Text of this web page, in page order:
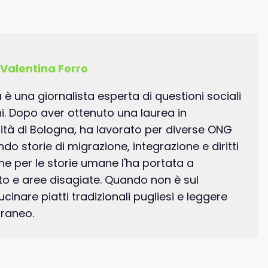
Valentina Ferro
è una giornalista esperta di questioni sociali
Dopo aver ottenuto una laurea in
di Bologna, ha lavorato per diverse ONG
storie di migrazione, integrazione e diritti
per le storie umane l'ha portata a
e aree disagiate. Quando non è sul
piatti tradizionali pugliesi e leggere